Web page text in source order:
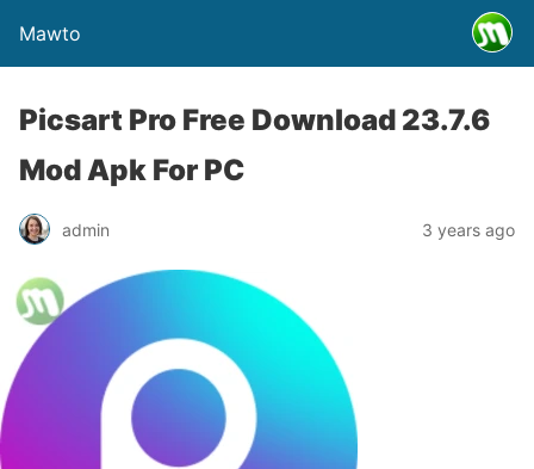
Mawto
Picsart Pro Free Download 23.7.6
Mod Apk For PC
admin 3 years ago